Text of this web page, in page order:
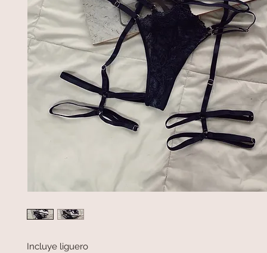
Incluye liguero